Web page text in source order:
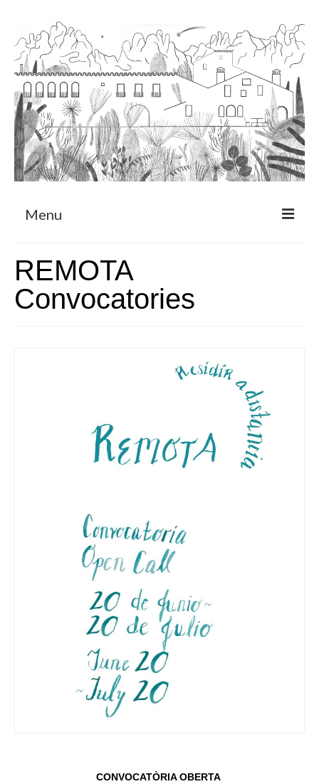
Menu
Programa de Residència
CRUCERO
REMOTA
Convocatories
CONVOCATÒRIA OBERTA